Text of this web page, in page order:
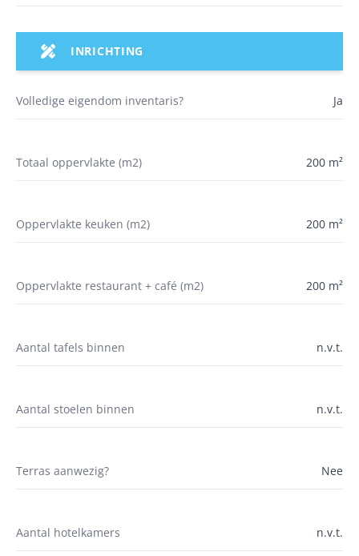
INRICHTING
Volledige eigendom inventaris? Ja
Totaal oppervlakte (m2) 200 m²
Oppervlakte keuken (m2) 200 m²
Oppervlakte restaurant + café (m2) 200 m²
Aantal tafels binnen n.v.t.
Aantal stoelen binnen n.v.t.
Terras aanwezig? Nee
Aantal hotelkamers n.v.t.